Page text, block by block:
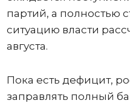
партий, а полностью
ситуацию власти
августа.
Пока есть дефицит,
заправлять полный